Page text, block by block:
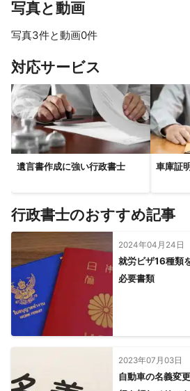
写真と動画
写真3件と動画0件
対応サービス
遺言書作成に強い行政書士 車庫証
行政書士のおすすめ記事
2024年04月24日
就労ビザ16種類
必要書類
2023年07月03日
自動車の名義変